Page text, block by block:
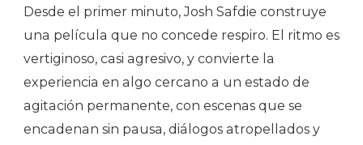
Desde el primer minuto, Josh Safdie construye
una película que no concede respiro. El ritmo es
vertiginoso, casi agresivo, y convierte la
experiencia en algo cercano a un estado de
agitación permanente, con escenas que se
encadenan sin pausa, diálogos atropellados y